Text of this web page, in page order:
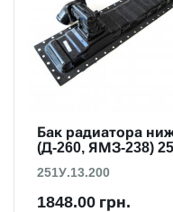
Бак радиатора
(Д-260, ЯМЗ-238)
251У.13.200
1848.00 грн.